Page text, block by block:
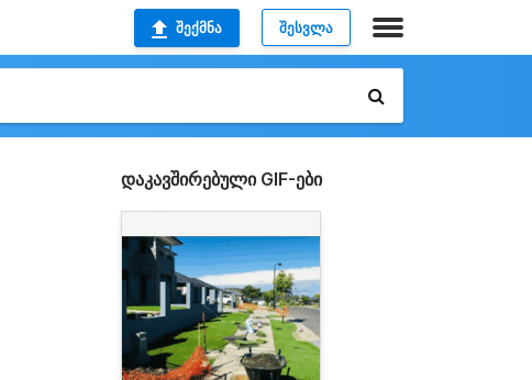
ᲨᲔᲥᲛᲜᲐ ᲨᲔᲡᲕᲚᲐ
დაკავშირებული GIF-ები